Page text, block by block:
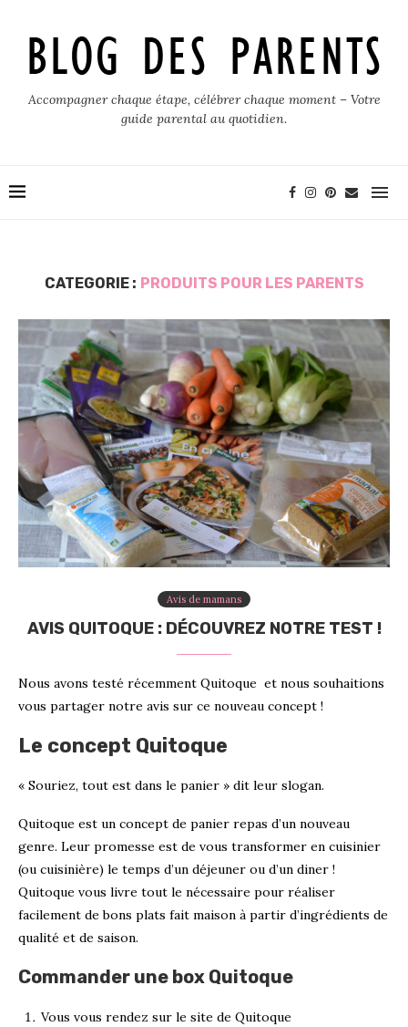
Accompagner chaque étape, célébrer chaque moment – Votre
guide parental au quotidien.
CATEGORIE : PRODUITS POUR LES PARENTS
Avis de mamans
AVIS QUITOQUE : DÉCOUVREZ NOTRE TEST !
Nous avons testé récemment Quitoque et nous souhaitions
vous partager notre avis sur ce nouveau concept !
Le concept Quitoque
« Souriez, tout est dans le panier » dit leur slogan.
Quitoque est un concept de panier repas d’un nouveau
genre. Leur promesse est de vous transformer en cuisinier
(ou cuisinière) le temps d’un déjeuner ou d’un diner !
Quitoque vous livre tout le nécessaire pour réaliser
facilement de bons plats fait maison à partir d’ingrédients de
qualité et de saison.
Commander une box Quitoque
Vous vous rendez sur le site de Quitoque